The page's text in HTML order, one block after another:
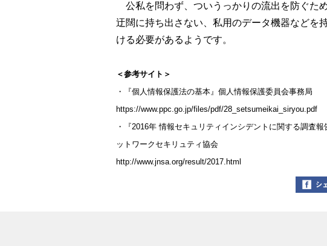
公私を問わず、ついうっかりの流出を防ぐた
迂闊に持ち出さない、私用のデータ機器などを
ける必要があるようです。
＜参考サイト＞
・『個人情報保護法の基本』個人情報保護委員会事務局
https://www.ppc.go.jp/files/pdf/28_setsumeikai_siryou.pdf
・『2016年 情報セキュリティインシデントに関する調査
ットワークセキリュティ協会
http://www.jnsa.org/result/2017.html